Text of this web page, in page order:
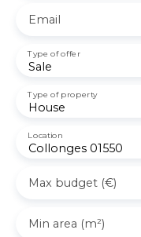
Email
Sale
Type of offer
House
Type of property
Collonges 01550
Location
Max budget (€)
Min area (m²)